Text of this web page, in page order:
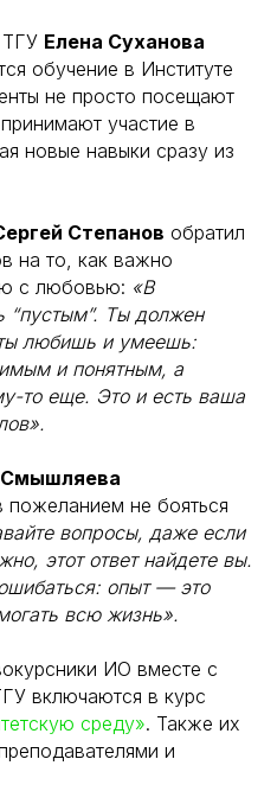
ТГУ Елена Суханова
обучение в Институте
не просто посещают
участие в
новые навыки сразу из
Степанов обратил
на то, как важно
с любовью: «В
“пустым”. Ты должен
любишь и умеешь:
и понятным, а
то еще. Это и есть ваша
пожеланием не бояться
вопросы, даже если
этот ответ найдете вы.
опыт — это
всю жизнь».
ИО вместе с
включаются в курс
среду». Также их
и